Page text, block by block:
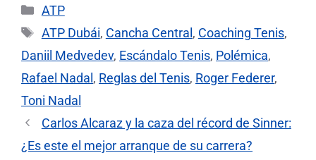
Categorías
ATP
Etiquetas
ATP Dubái, Cancha Central , Coaching Tenis,
Daniil Medvedev, Escándalo Tenis, Polémica,
Rafael Nadal , Reglas del Tenis, Roger Federer,
Toni Nadal
Carlos Alcaraz y la caza del récord de Sinner:
¿Es este el mejor arranque de su carrera?